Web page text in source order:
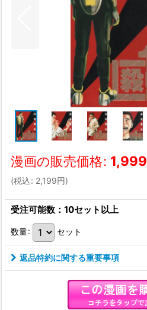
漫画の販売価格: 1,999
(税込: 2,199円)
受注可能数：10セット以上
数量: セット
返品特約に関する重要事項